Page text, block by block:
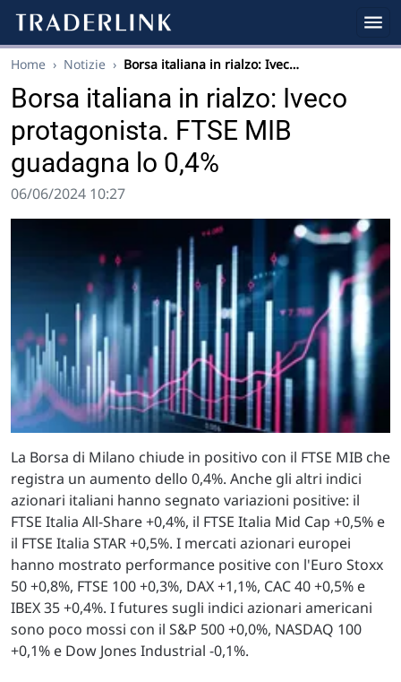
Home › Notizie › Borsa italiana in rialzo: Ivec…
Borsa italiana in rialzo: Iveco
protagonista. FTSE MIB
guadagna lo 0,4%
06/06/2024 10:27
La Borsa di Milano chiude in positivo con il FTSE MIB che
registra un aumento dello 0,4%. Anche gli altri indici
azionari italiani hanno segnato variazioni positive: il
FTSE Italia All-Share +0,4%, il FTSE Italia Mid Cap +0,5% e
il FTSE Italia STAR +0,5%. I mercati azionari europei
hanno mostrato performance positive con l'Euro Stoxx
50 +0,8%, FTSE 100 +0,3%, DAX +1,1%, CAC 40 +0,5% e
IBEX 35 +0,4%. I futures sugli indici azionari americani
sono poco mossi con il S&P 500 +0,0%, NASDAQ 100
+0,1% e Dow Jones Industrial -0,1%.